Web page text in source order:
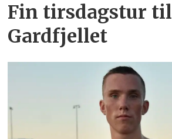
Fin tirsdagstur til
Gardfjellet